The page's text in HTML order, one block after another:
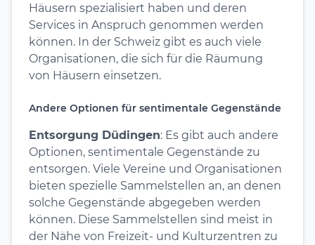
Häusern spezialisiert haben und deren
Services in Anspruch genommen werden
können. In der Schweiz gibt es auch viele
Organisationen, die sich für die Räumung
von Häusern einsetzen.
Andere Optionen für sentimentale Gegenstände
Entsorgung Düdingen: Es gibt auch andere
Optionen, sentimentale Gegenstände zu
entsorgen. Viele Vereine und Organisationen
bieten spezielle Sammelstellen an, an denen
solche Gegenstände abgegeben werden
können. Diese Sammelstellen sind meist in
der Nähe von Freizeit- und Kulturzentren zu